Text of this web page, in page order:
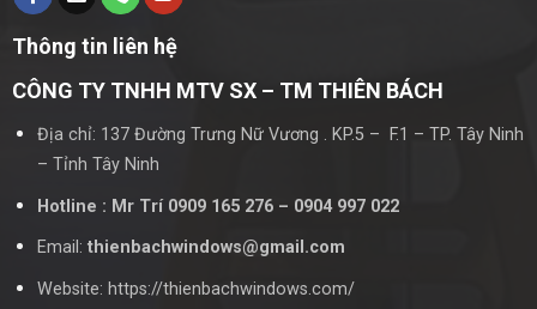
Thông tin liên hệ
CÔNG TY TNHH MTV SX – TM THIÊN BÁCH
Địa chỉ: 137 Đường Trưng Nữ Vương . KP.5 – F.1 – TP. Tây Ninh
– Tỉnh Tây Ninh
Hotline : Mr Trí 0909 165 276 – 0904 997 022
Email: thienbachwindows@gmail.com
Website: https://thienbachwindows.com/